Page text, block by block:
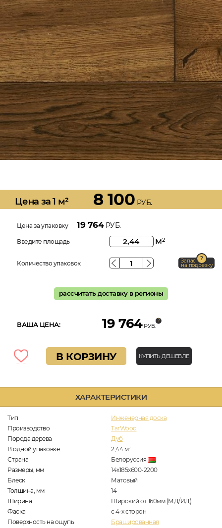
ХАРАКТЕРИСТИКИ
Тип
Инженерная доска
Производство
TarWood
Порода дерева
Дуб
В одной упаковке
2,44 м2
Страна
Белоруссия
Размеры, мм
14х185х600-2200
Блеск
Матовый
Толщина, мм
14
Ширина
Широкий от 160мм (МД/ИД)
Фаска
с 4-х сторон
Поверхность на ощупь
Брашированная
Цена за 1 м² 8 100 РУБ.
Цена за упаковку 19 764РУБ.
Введите площадь м2
Количество упаковок Запас
на подрезку
рассчитать доставку в регионы
ВАША ЦЕНА: 19 764 РУБ.
В КОРЗИНУ КУПИТЬ ДЕШЕВЛЕ